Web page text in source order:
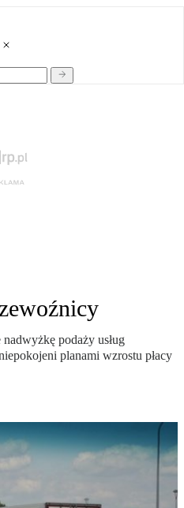
podaży usług
planami wzrostu płacy